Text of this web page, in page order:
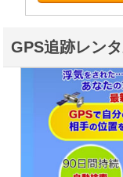
GPS追跡レン